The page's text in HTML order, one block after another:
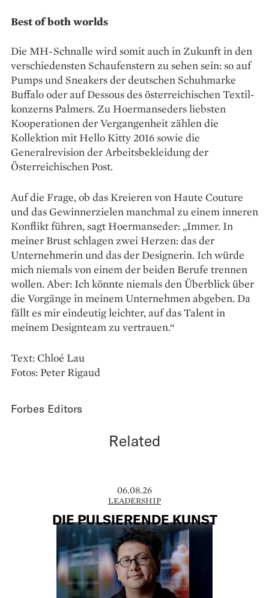
Best of both worlds
Die MH-Schnalle wird somit auch in Zukunft in den
verschiedensten Schaufenstern zu sehen sein: so auf
Pumps und Sneakers der deutschen Schuhmarke
Buffalo oder auf Dessous des österreichischen Textil­
konzerns Palmers. Zu Hoermans­eders liebsten
Kooperationen der Vergangenheit zählen die
Kollektion mit Hello Kitty 2016 sowie die
Generalrevision der Arbeitsbekleidung der
Österreichischen Post.
Auf die Frage, ob das Kreieren von Haute Couture
und das Gewinn­erzielen manchmal zu einem inne­ren
Konflikt führen, sagt Hoermans­eder: „Immer. In
meiner Brust schlagen zwei Herzen: das der
Unternehmerin und das der Designerin. Ich ­würde
mich niemals von ­einem der beiden Berufe trennen
wollen. Aber: Ich könnte niemals den Überblick über
die Vorgänge in meinem Unternehmen abgeben. Da
fällt es mir eindeutig leichter, auf das Talent in
meinem Designteam zu ­vertrauen.“
Text: Chloé Lau
Fotos: Peter Rigaud
Forbes Editors
Related
06.08.26
LEADERSHIP
DIE PULSIERENDE KUNST